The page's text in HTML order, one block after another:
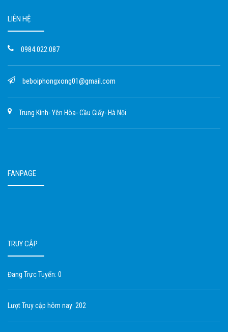
LIÊN HỆ
0984.022.087
beboiphongxong01@gmail.com
Trung Kính- Yên Hòa- Cầu Giấy- Hà Nội
FANPAGE
TRUY CẬP
Đang Trực Tuyến: 0
Lượt Truy cập hôm nay: 202